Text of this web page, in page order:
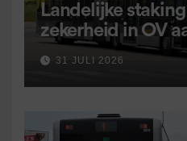
Landelijke
zekerheid in OV
voor 9 september
31 JULI 2026